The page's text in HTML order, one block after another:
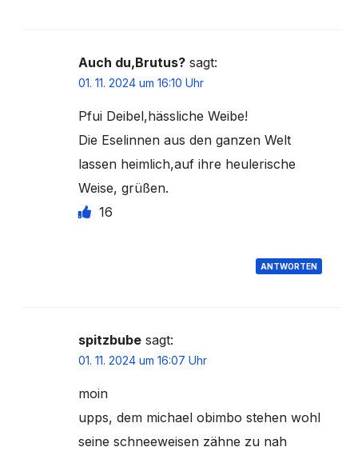
Auch du,Brutus? sagt:
01. 11. 2024 um 16:10 Uhr
Pfui Deibel,hässliche Weibe!
Die Eselinnen aus den ganzen Welt
lassen heimlich,auf ihre heulerische
Weise, grüßen.
16
ANTWORTEN
spitzbube sagt:
01. 11. 2024 um 16:07 Uhr
moin
upps, dem michael obimbo stehen wohl
seine schneeweisen zähne zu nah